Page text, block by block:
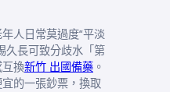
人日常莫過度“平淡
久長可致分歧水「第
換新竹 出國備藥 。
的一張鈔票，換取